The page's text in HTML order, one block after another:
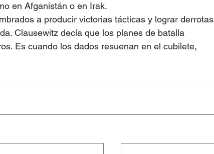
en Afganistán o en Irak.
a producir victorias tácticas y lograr derrotas
Clausewitz decía que los planes de batalla
Es cuando los dados resuenan en el cubilete,